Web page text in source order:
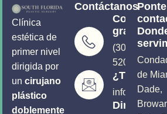
Clínica
estética de
primer nivel
dirigida por
un cirujano
plástico
doblemente
Contáctanos
Consultas
gratuitas
(305) 906-
5206
¿Tienes
Dirección
de
Dade,